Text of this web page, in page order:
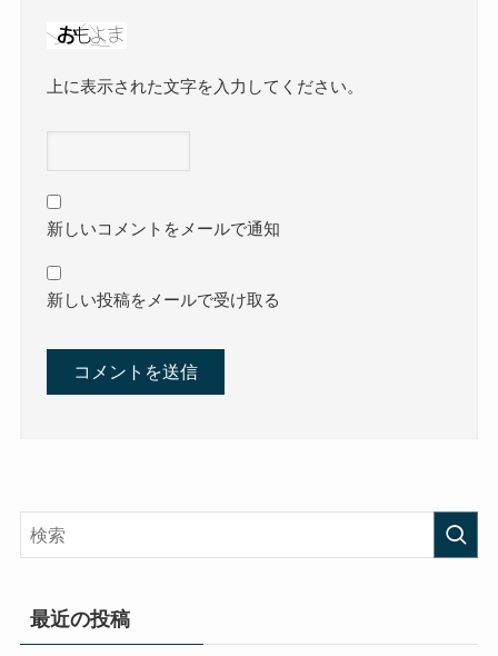
上に表示された文字を入力してください。
新しいコメントをメールで通知
新しい投稿をメールで受け取る
最近の投稿